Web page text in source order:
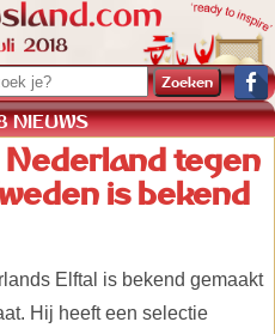
NIEUWS
tegen
is bekend
Elftal is bekend gemaakt
Hij heeft een selectie